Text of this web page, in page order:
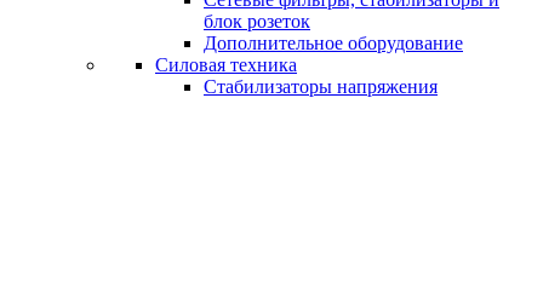
блок розеток
Дополнительное оборудование
Силовая техника
Стабилизаторы напряжения